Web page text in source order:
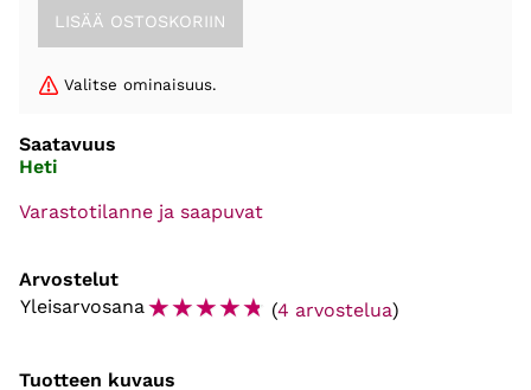
Valitse ominaisuus.
Saatavuus
Heti
Varastotilanne ja saapuvat
Arvostelut
Yleisarvosana ☆☆☆☆☆ (4 arvostelua)
Tuotteen kuvaus